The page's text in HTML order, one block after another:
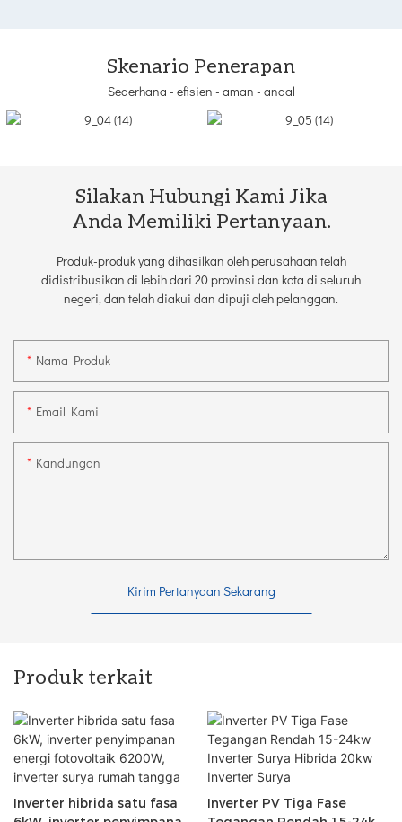
Skenario Penerapan
Sederhana - efisien - aman - andal
Silakan Hubungi Kami Jika
Anda Memiliki Pertanyaan.
Produk-produk yang dihasilkan oleh perusahaan telah
didistribusikan di lebih dari 20 provinsi dan kota di seluruh
negeri, dan telah diakui dan dipuji oleh pelanggan.
Nama Produk
Email Kami
Kandungan
Kirim Pertanyaan Sekarang
Produk terkait
Inverter hibrida satu fasa
Inverter PV Tiga Fase